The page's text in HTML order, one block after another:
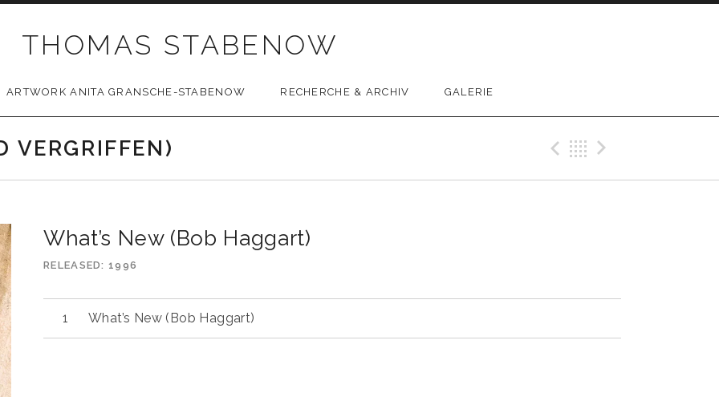
THOMAS STABENOW
ARTWORK ANITA GRANSCHE-STABENOW RECHERCHE & ARCHIV GALERIE
VERGRIFFEN) Previous Track
Back
What’s New (Bob Haggart)
RELEASED 1996
What’s New (Bob Haggart)